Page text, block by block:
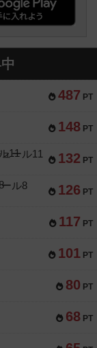
487 PT
148 PT
132 PT
ール11
126 PT
ル8
117 PT
101 PT
80 PT
68 PT